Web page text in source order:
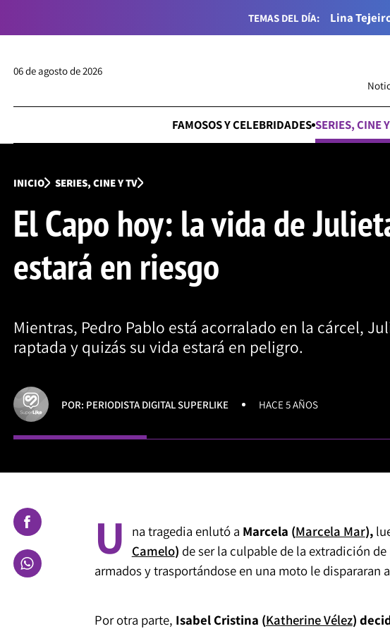
TEMAS DEL DÍA: Lina
06 de agosto de 2026
FAMOSOS Y CELEBRIDADES SERIES, CINE
INICIO SERIES, CINE Y TV
El Capo hoy: la vida de
estará en riesgo
Mientras, Pedro Pablo está acorralado en la cárcel,
raptada y quizás su vida estará en peligro.
POR: PERIODISTA DIGITAL SUPERLIKE HACE 5 AÑOS
U na tragedia enlutó a Marcela (Marcela Mar),
Camelo) de ser la culpable de la extradición de
armados y trasportándose en una moto le dispararan a
Por otra parte, Isabel Cristina (Katherine Vélez)